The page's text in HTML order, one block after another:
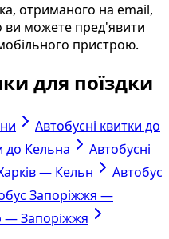
отриманого на email,
ви можете пред'явити
пристрою.
для поїздки
Автобусні квитки до
до Кельна
Автобусні
— Кельн
Автобус
Запоріжжя —
— Запоріжжя